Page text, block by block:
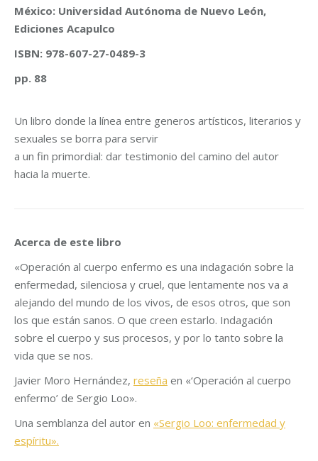
México: Universidad Autónoma de Nuevo León,
Ediciones Acapulco
ISBN: 978-607-27-0489-3
pp. 88
Un libro donde la línea entre generos artísticos, literarios y
sexuales se borra para servir
a un fin primordial: dar testimonio del camino del autor
hacia la muerte.
Acerca de este libro
«Operación al cuerpo enfermo es una indagación sobre la
enfermedad, silenciosa y cruel, que lentamente nos va a
alejando del mundo de los vivos, de esos otros, que son
los que están sanos. O que creen estarlo. Indagación
sobre el cuerpo y sus procesos, y por lo tanto sobre la
vida que se nos.
Javier Moro Hernández, reseña en «‘Operación al cuerpo
enfermo’ de Sergio Loo».
Una semblanza del autor en «Sergio Loo: enfermedad y
espíritu».